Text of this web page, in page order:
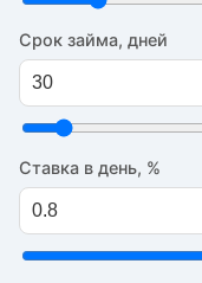
Срок займа, дней
Ставка в день, %